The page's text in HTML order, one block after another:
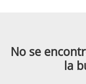
No se
la